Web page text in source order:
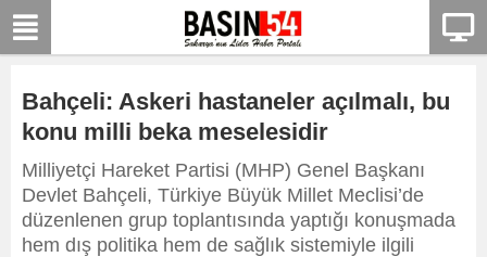
Bahçeli: Askeri hastaneler açılmalı, bu
konu milli beka meselesidir
Milliyetçi Hareket Partisi (MHP) Genel Başkanı
Devlet Bahçeli, Türkiye Büyük Millet Meclisi’de
düzenlenen grup toplantısında yaptığı konuşmada
hem dış politika hem de sağlık sistemiyle ilgili